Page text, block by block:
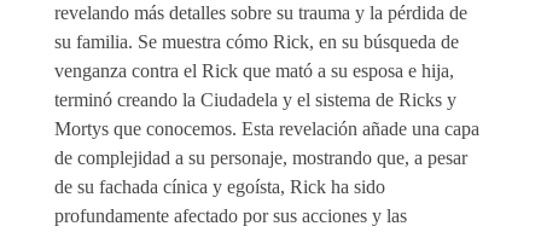
revelando más detalles sobre su trauma y la pérdida de
su familia. Se muestra cómo Rick, en su búsqueda de
venganza contra el Rick que mató a su esposa e hija,
terminó creando la Ciudadela y el sistema de Ricks y
Mortys que conocemos. Esta revelación añade una capa
de complejidad a su personaje, mostrando que, a pesar
de su fachada cínica y egoísta, Rick ha sido
profundamente afectado por sus acciones y las